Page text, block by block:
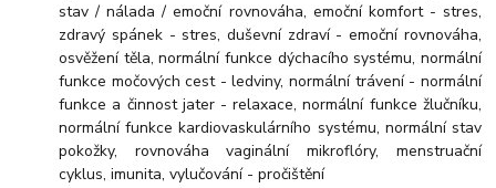
stav / nálada / emoční rovnováha, emoční komfort - stres,
zdravý spánek - stres, duševní zdraví - emoční rovnováha,
osvěžení těla, normální funkce dýchacího systému, normální
funkce močových cest - ledviny, normální trávení - normální
funkce a činnost jater - relaxace, normální funkce žlučníku,
normální funkce kardiovaskulárního systému, normální stav
pokožky, rovnováha vaginální mikroflóry, menstruační
cyklus, imunita, vylučování - pročištění